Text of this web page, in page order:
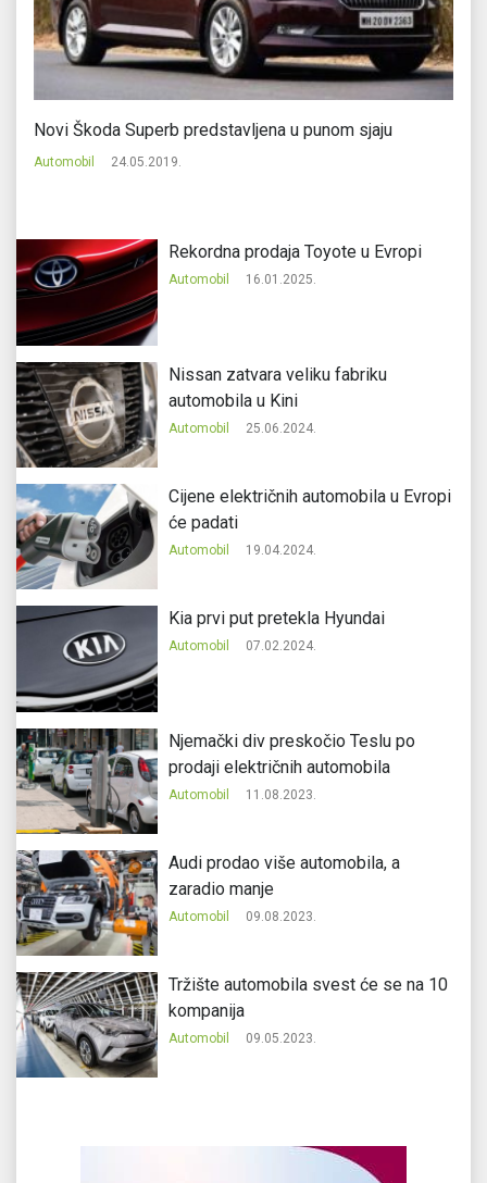
Novi Škoda Superb predstavljena u punom sjaju
Automobil 24.05.2019.
Rekordna prodaja Toyote u Evropi
Automobil 16.01.2025.
Nissan zatvara veliku fabriku
automobila u Kini
Automobil 25.06.2024.
Cijene električnih automobila u Evropi
će padati
Automobil 19.04.2024.
Kia prvi put pretekla Hyundai
Automobil 07.02.2024.
Njemački div preskočio Teslu po
prodaji električnih automobila
Automobil 11.08.2023.
Audi prodao više automobila, a
zaradio manje
Automobil 09.08.2023.
Tržište automobila svest će se na 10
kompanija
Automobil 09.05.2023.